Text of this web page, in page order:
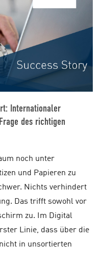
Internationaler
des richtigen
noch unter
und Papieren zu
Nichts verhindert
Das trifft sowohl vor
zu. Im Digital
Linie, dass über die
in unsortierten